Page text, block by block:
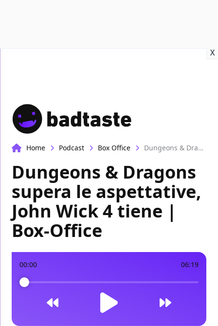
X
Home Podcast Box Office Dungeons & Dragons supera le aspettative, John Wick 4 tiene | Box-Office
Dungeons & Dragons
supera le aspettative,
John Wick 4 tiene |
Box-Office
00:00 06:19